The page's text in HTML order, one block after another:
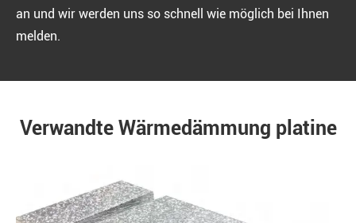
an und wir werden uns so schnell wie möglich bei Ihnen
melden.
Verwandte Wärmedämmung platine